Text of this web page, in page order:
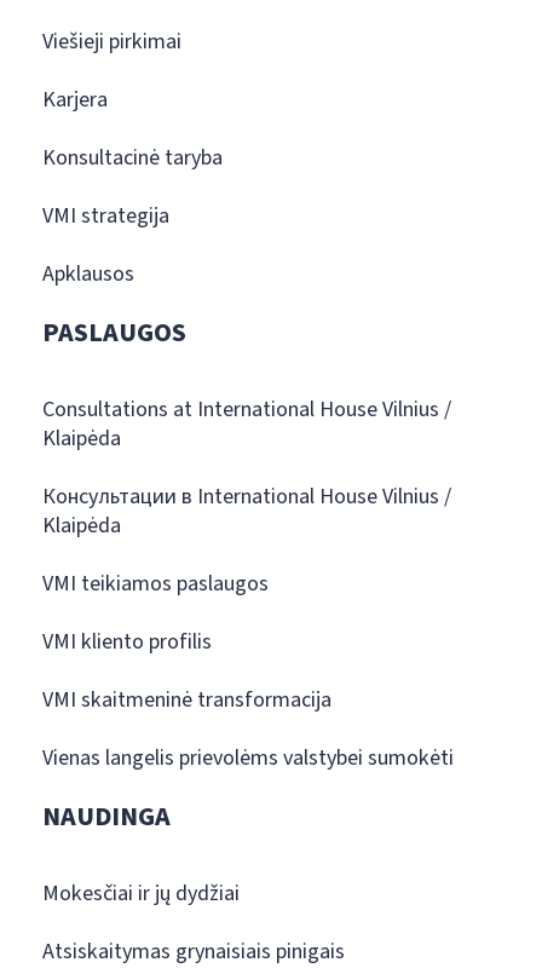
Viešieji pirkimai
Karjera
Konsultacinė taryba
VMI strategija
Apklausos
PASLAUGOS
Consultations at International House Vilnius /
Klaipėda
Консультации в International House Vilnius /
Klaipėda
VMI teikiamos paslaugos
VMI kliento profilis
VMI skaitmeninė transformacija
Vienas langelis prievolėms valstybei sumokėti
NAUDINGA
Mokesčiai ir jų dydžiai
Atsiskaitymas grynaisiais pinigais